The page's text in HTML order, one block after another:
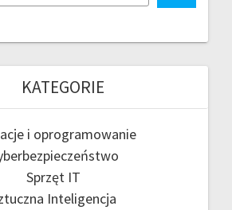
KATEGORIE
i oprogramowanie
Sprzęt IT
Inteligencja